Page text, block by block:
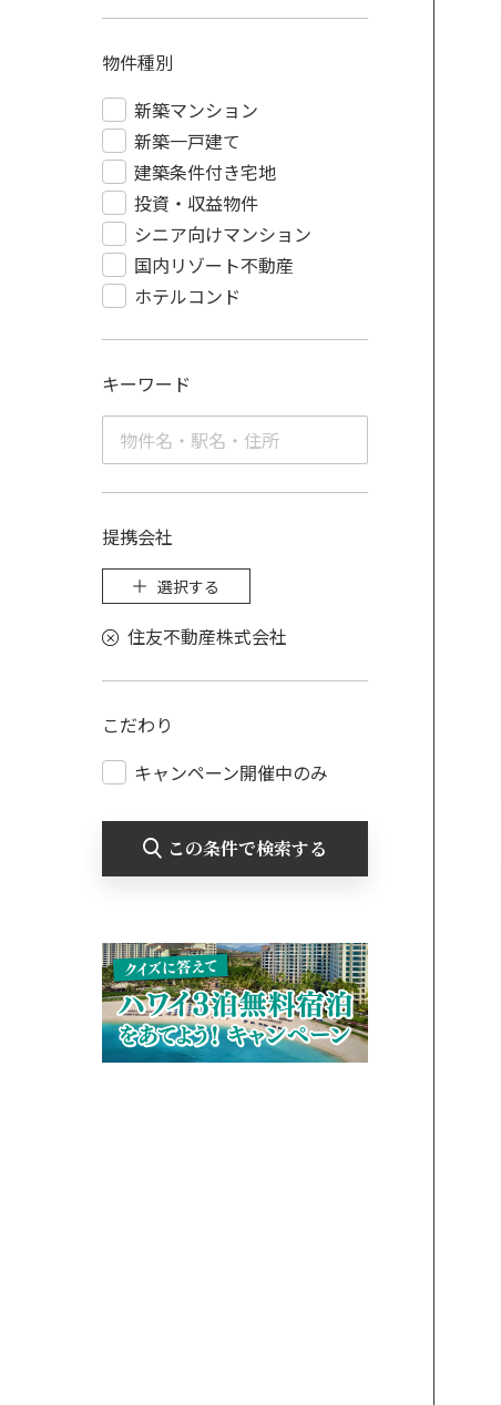
物件種別
新築マンション
新築一戸建て
建築条件付き宅地
投資・収益物件
シニア向けマンション
国内リゾート不動産
ホテルコンド
キーワード
提携会社
選択する
住友不動産株式会社
こだわり
キャンペーン開催中のみ
この条件で検索する